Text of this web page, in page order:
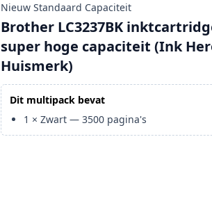
Nieuw Standaard Capaciteit
Brother LC3237BK
super hoge capaciteit (Ink
Huismerk)
Dit multipack bevat
1 ×Zwart —3500 pagina's